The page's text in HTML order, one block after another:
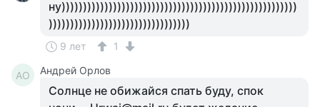
ну)))))))))))))))))))))))))))))))))))))))))))))))))))))))
)))))))))))))))))))))))))))))))))
9 лет 1
АО Андрей Орлов
Солнце не обижайся спать буду, спок